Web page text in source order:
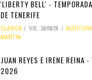
'LIBERTY BELL' -
DE TENERIFE
CLÁSICA VIE, 18/09/26
MARTÍN
JUAN REYES E IRENE REINA
2026